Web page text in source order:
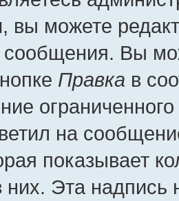
вы можете
Вы
Правка в
на
показывает
них. Эта